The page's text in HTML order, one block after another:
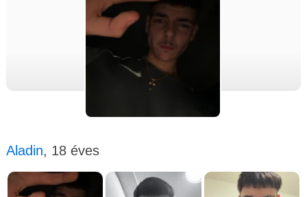
Aladin, 18 éves